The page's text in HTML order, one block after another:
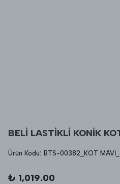
BELİ LASTİKLİ KONİK
Ürün Kodu: BTS-00382_KOT
₺ 1,019.00